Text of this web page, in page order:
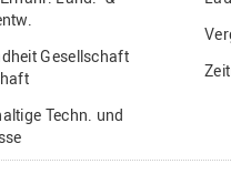
Gesellschaft
Techn. und